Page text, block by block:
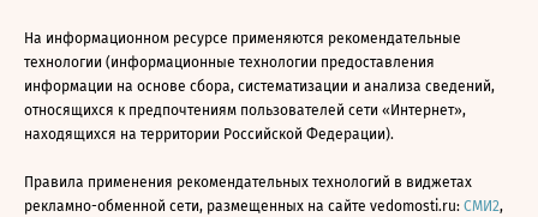
На информационном ресурсе применяются рекомендательные
технологии (информационные технологии предоставления
информации на основе сбора, систематизации и анализа сведений,
относящихся к предпочтениям пользователей сети «Интернет»,
находящихся на территории Российской Федерации).
Правила применения рекомендательных технологий в виджетах
рекламно-обменной сети, размещенных на сайте vedomosti.ru: СМИ2,